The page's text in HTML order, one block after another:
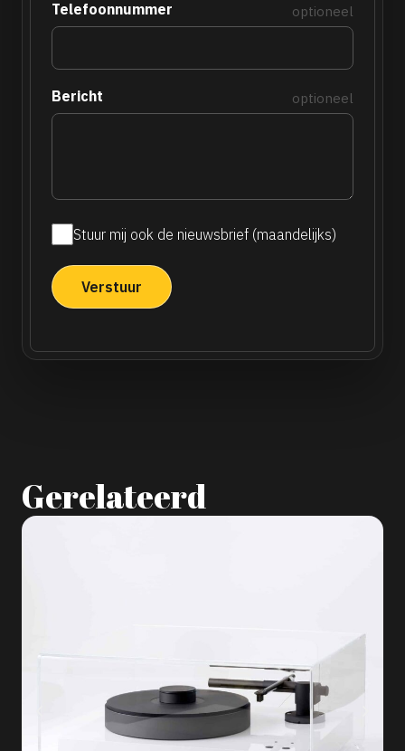
Telefoonnummer optioneel
Bericht optioneel
Maandelijkse
nieuwsbrief
Stuur mij ook de nieuwsbrief (maandelijks)
Gerelateerd